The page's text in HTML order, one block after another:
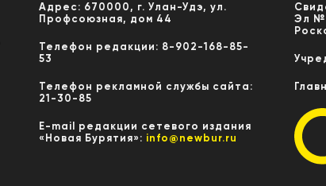
Адрес: 670000, г. Улан-Удэ, ул.
Профсоюзная, дом 44
Телефон редакции: 8-902-168-85-
53
Телефон рекламной службы сайта:
21-30-85
E-mail редакции сетевого издания
«Новая Бурятия»: info@newbur.ru
Эл №